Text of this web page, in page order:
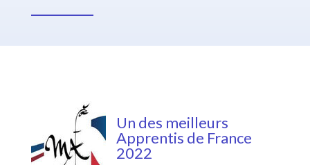
Un des meilleurs
Apprentis de France
2022